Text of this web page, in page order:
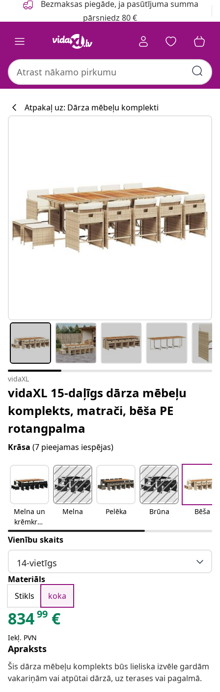
Bezmaksas piegāde, ja pasūtījuma summa
pārsniedz 80 €
Atpakaļ uz: Dārza mēbeļu komplekti
vidaXL
vidaXL 15-daļīgs dārza mēbeļu
komplekts, matrači, bēša PE
rotangpalma
Krāsa (7 pieejamas iespējas)
Melna un
krēmkrās
as
Melna Pelēka Brūna Bēša
Vienību skaits
14-vietīgs
Materiāls
Stikls
koka
83499 €
Iekļ. PVN
Apraksts
Šis dārza mēbeļu komplekts būs lieliska izvēle gardām
vakariņām vai atpūtai dārzā, uz terases vai pagalmā.